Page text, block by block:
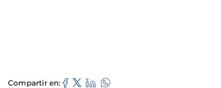
Compartir en